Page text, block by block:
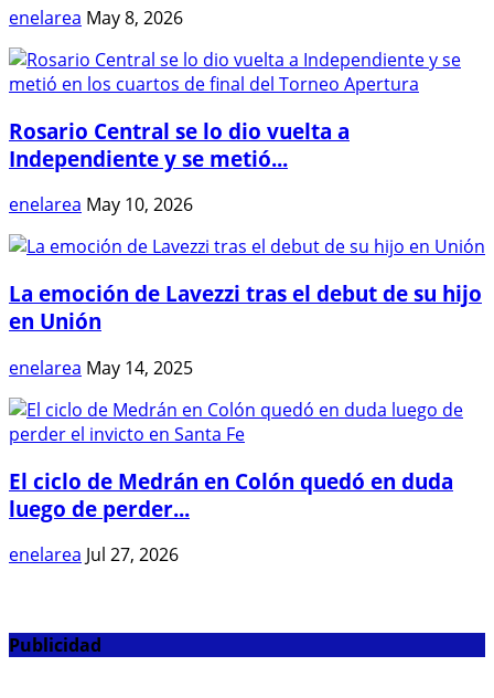
enelarea May 8, 2026
Rosario Central se lo dio vuelta a
Independiente y se metió...
enelarea May 10, 2026
La emoción de Lavezzi tras el debut de su hijo
en Unión
enelarea May 14, 2025
El ciclo de Medrán en Colón quedó en duda
luego de perder...
enelarea Jul 27, 2026
Publicidad